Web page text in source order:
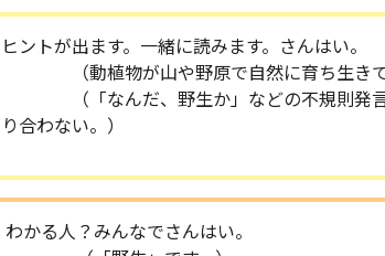
ヒントが出ます。一緒に読みます。さんはい。
（動植物が山や野原で自然に育ち生きて
（「なんだ、野生か」などの不規則発言
り合わない。）
わかる人？みんなでさんはい。